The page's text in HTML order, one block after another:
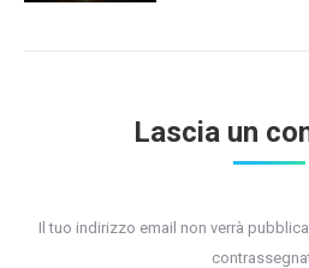
Lascia un
Il tuo indirizzo email non verrà